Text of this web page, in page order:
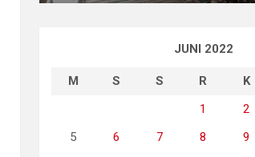
JUNI 2022
M S S R K
1
2
5
6 7 8 9